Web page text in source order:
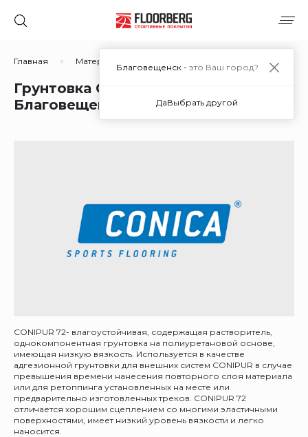
Главная Материалы Материалы для покрытий из
Грунтовка CONIPUR 72 colourless в
Благовещенске
CONIPUR 72- влагоустойчивая, содержащая растворитель,
однокомпонентная грунтовка на полиуретановой основе,
имеющая низкую вязкость. Используется в качестве
адгезионной грунтовки для внешних систем CONIPUR в случае
превышения времени нанесения повторного слоя материала
или для ретоппинга установленных на месте или
предварительно изготовленных треков. CONIPUR 72
отличается хорошим сцеплением со многими эластичными
поверхностями, имеет низкий уровень вязкости и легко
наносится.
Благовещенск - это Ваш город?
ДаВыбрать другой